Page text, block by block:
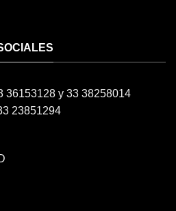
36153128 y 33 38258014
23851294